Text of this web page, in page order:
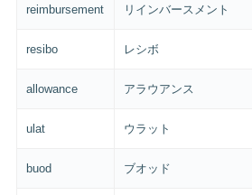
reimbursement リインバースメント
resibo レシボ
allowance アラウアンス
ulat ウラット
buod ブオッド